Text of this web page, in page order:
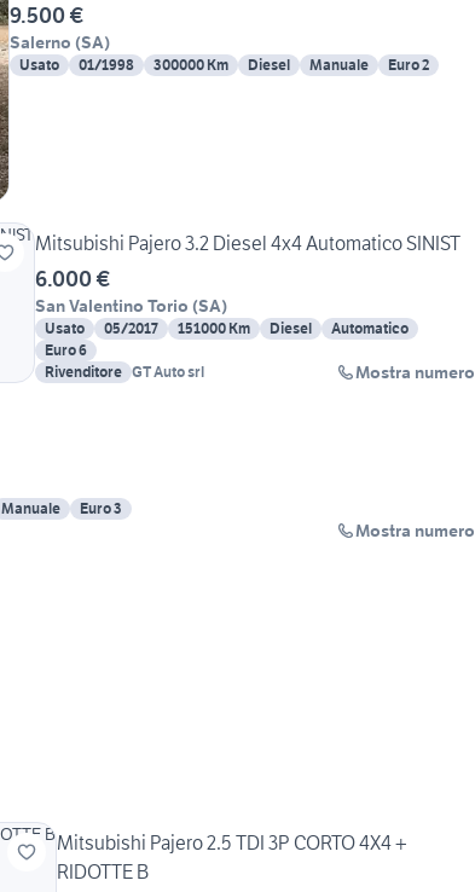
9.500 €
Salerno (SA)
Usato 01/1998 300000 Km Diesel Manuale Euro 2
Mitsubishi Pajero 3.2 Diesel 4x4 Automatico SINIST
6.000 €
San Valentino Torio (SA)
Usato 05/2017 151000 Km Diesel
Automatico
Euro 6
Rivenditore GT Auto srl Mostra numero
Manuale
Euro 3
Mostra numero
Mitsubishi Pajero 2.5 TDI 3P CORTO 4X4 +
RIDOTTE B